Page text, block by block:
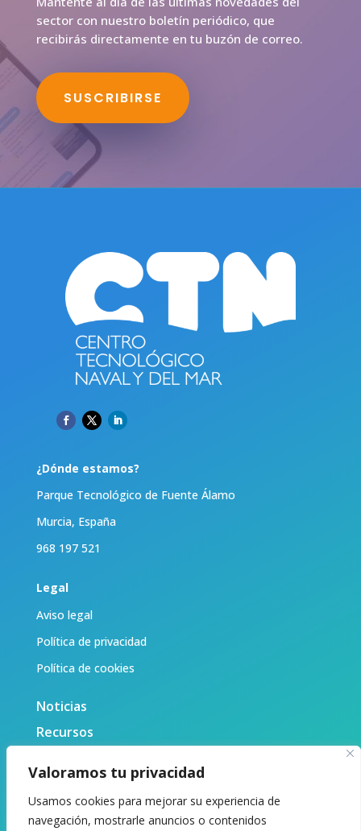
Valoramos tu privacidad
Usamos cookies para mejorar su experiencia de
navegación, mostrarle anuncios o contenidos
sector con nuestro boletín periódico, que
recibirás directamente en tu buzón de correo.
SUSCRIBIRSE
¿Dónde estamos?
Parque Tecnológico de Fuente Álamo
Murcia, España
968 197 521
Legal
Aviso legal
Política de privacidad
Política de cookies
Noticias
Recursos
Sobre nosotras
Contacto